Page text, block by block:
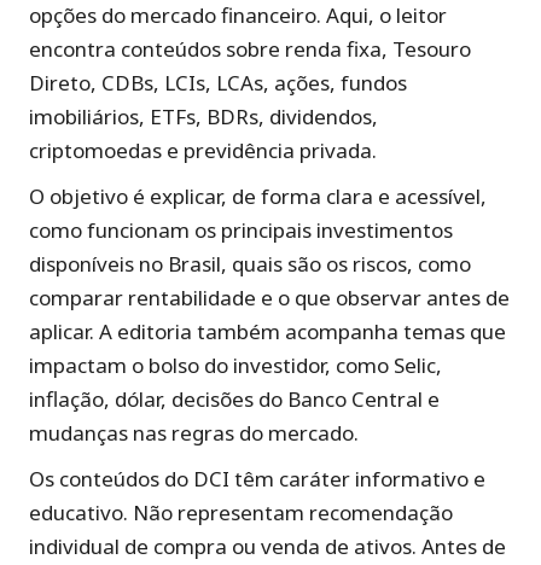
opções do mercado financeiro. Aqui, o leitor
encontra conteúdos sobre renda fixa, Tesouro
Direto, CDBs, LCIs, LCAs, ações, fundos
imobiliários, ETFs, BDRs, dividendos,
criptomoedas e previdência privada.
O objetivo é explicar, de forma clara e acessível,
como funcionam os principais investimentos
disponíveis no Brasil, quais são os riscos, como
comparar rentabilidade e o que observar antes de
aplicar. A editoria também acompanha temas que
impactam o bolso do investidor, como Selic,
inflação, dólar, decisões do Banco Central e
mudanças nas regras do mercado.
Os conteúdos do DCI têm caráter informativo e
educativo. Não representam recomendação
individual de compra ou venda de ativos. Antes de